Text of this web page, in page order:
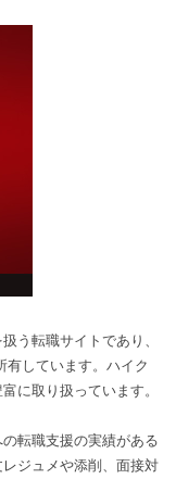
う転職サイトであり、
しています。ハイク
に取り扱っています。
転職支援の実績がある
ジュメや添削、面接対